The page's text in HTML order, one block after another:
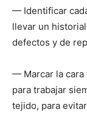
— Identificar
llevar un
defectos y de
— Marcar la cara
para trabajar
tejido, para